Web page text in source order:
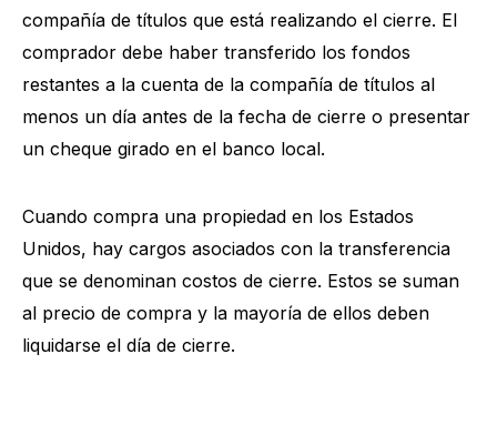
compañía de títulos que está realizando el cierre. El
comprador debe haber transferido los fondos
restantes a la cuenta de la compañía de títulos al
menos un día antes de la fecha de cierre o presentar
un cheque girado en el banco local.
Cuando compra una propiedad en los Estados
Unidos, hay cargos asociados con la transferencia
que se denominan costos de cierre. Estos se suman
al precio de compra y la mayoría de ellos deben
liquidarse el día de cierre.